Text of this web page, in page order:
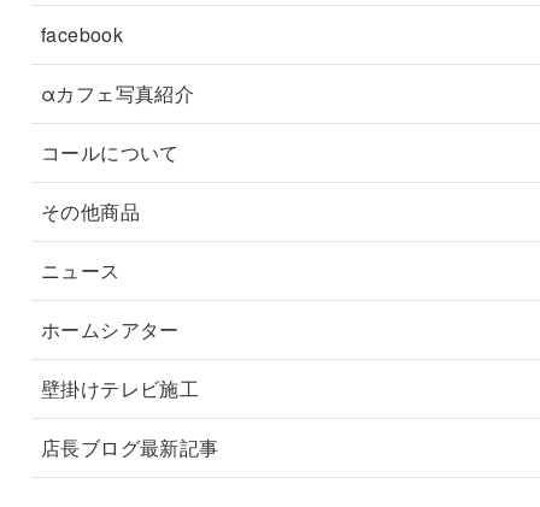
facebook
αカフェ写真紹介
コールについて
その他商品
ニュース
ホームシアター
壁掛けテレビ施工
店長ブログ最新記事